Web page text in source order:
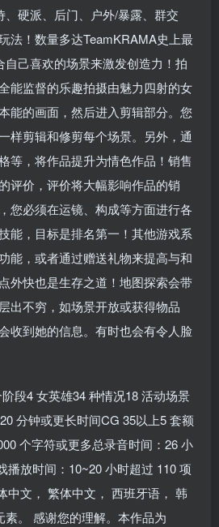
硬派、后门、户外/暴露、群交
！数量多达TeamKRAMA史上最
自己喜欢的场景来激发创造力！拍
能监督的乐趣拍摄由魅力四射的女
能的画面，然后进入剪辑部分。您
样剪辑和修剪每个场景。另外，通
等，将作品提升为情色作品！销售
评价，评价将大幅影响作品的销
您必须在运镜、构成等方面进行各
能，目标是排名第一！其他游戏系
能，或者通过赠送礼物来提高与和
外快也是生存之道！地图探索会带
出不穷，如场景开放或获得物品
收到她的信息。有时也会有令人脸
段4 女英雄34 种情况18 活动场景
分钟或更长时间CG 35以上5 套额
个字符或更多总录音时间：26 小
播放时间：10~20 小时超过 110 项
中文， 繁体中文， 西班牙语， 韩
。 感谢您的理解。本作品为